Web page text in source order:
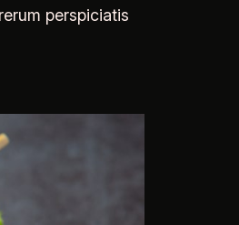
perspiciatis